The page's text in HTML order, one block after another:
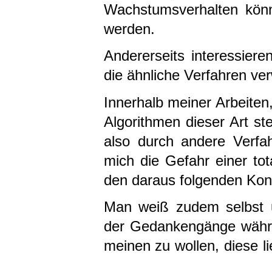
Wachstumsverhalten
werden.
Andererseits
die ähnliche Verfahren
Innerhalb meiner
Algorithmen dieser Art
also durch andere
mich die Gefahr einer
den daraus folgenden
Man weiß zudem selbst
der Gedankengänge
meinen zu wollen, diese